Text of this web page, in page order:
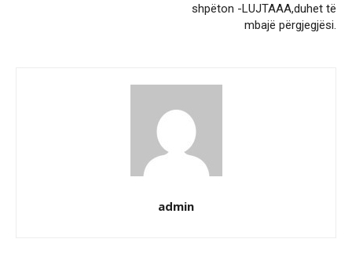
shpëton -LUJTAAA,duhet të
mbajë përgjegjësi.
admin